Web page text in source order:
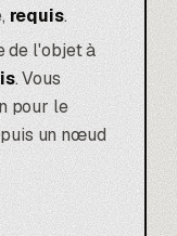
requis.
de l'objet à
. Vous
pour le
un nœud